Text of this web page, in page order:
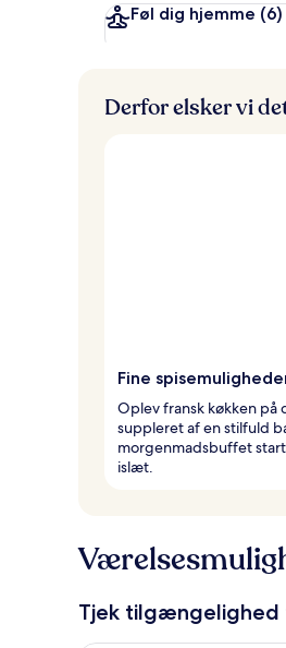
Føl dig hjemme (6)
Derfor elsker vi
Fine
Oplev fransk køkken på
suppleret af en stilfuld
morgenmadsbuffet
islæt.
Tjek tilgængelighed